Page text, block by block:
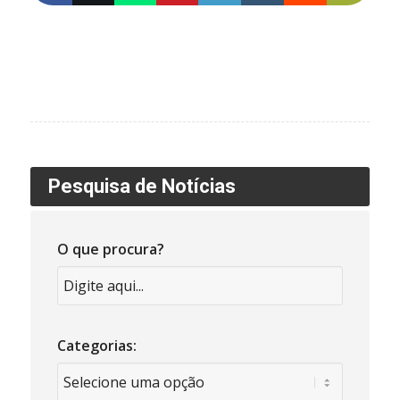
Pesquisa de Notícias
O que procura?
Categorias: